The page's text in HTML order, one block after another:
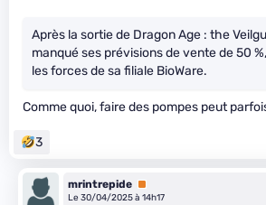
Après la sortie de Dragon Age : the
manqué ses prévisions de vente de 50
les forces de sa filiale BioWare.
Comme quoi, faire des pompes peut
3
mrintrepide Premium
Le 30/04/2025 à 14h17